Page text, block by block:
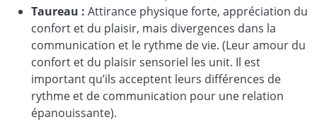
Taureau : Attirance physique forte, appréciation du
confort et du plaisir, mais divergences dans la
communication et le rythme de vie. (Leur amour du
confort et du plaisir sensoriel les unit. Il est
important qu’ils acceptent leurs différences de
rythme et de communication pour une relation
épanouissante).